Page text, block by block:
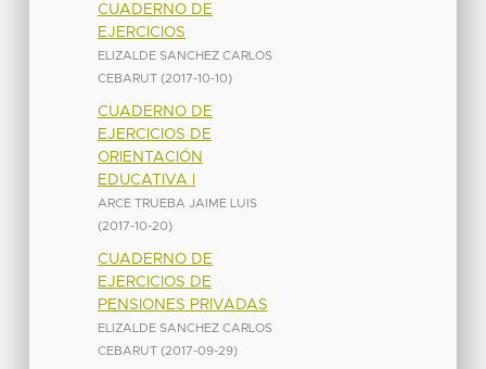
CUADERNO DE
EJERCICIOS
ELIZALDE SANCHEZ CARLOS
CEBARUT (2017-10-10)
CUADERNO DE
EJERCICIOS DE
ORIENTACIÓN
EDUCATIVA I
ARCE TRUEBA JAIME LUIS
(2017-10-20)
CUADERNO DE
EJERCICIOS DE
PENSIONES PRIVADAS
ELIZALDE SANCHEZ CARLOS
CEBARUT (2017-09-29)